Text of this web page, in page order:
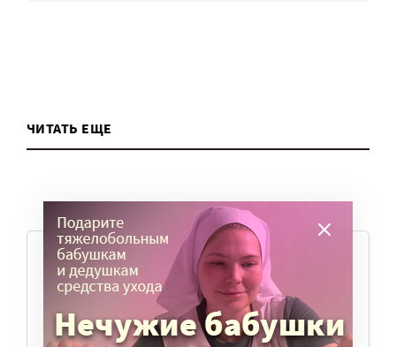
ЧИТАТЬ ЕЩЕ
ТЕМЫ
Законы